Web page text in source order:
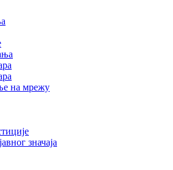
на мрежу
значаја